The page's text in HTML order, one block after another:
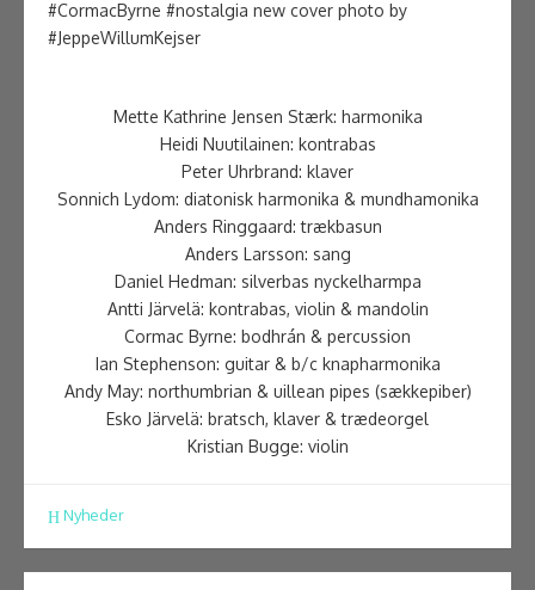
#CormacByrne #nostalgia new cover photo by
#JeppeWillumKejser
Mette Kathrine Jensen Stærk: harmonika
Heidi Nuutilainen: kontrabas
Peter Uhrbrand: klaver
Sonnich Lydom: diatonisk harmonika & mundhamonika
Anders Ringgaard: trækbasun
Anders Larsson: sang
Daniel Hedman: silverbas nyckelharmpa
Antti Järvelä: kontrabas, violin & mandolin
Cormac Byrne: bodhrán & percussion
Ian Stephenson: guitar & b/c knapharmonika
Andy May: northumbrian & uillean pipes (sækkepiber)
Esko Järvelä: bratsch, klaver & trædeorgel
Kristian Bugge: violin
Nyheder